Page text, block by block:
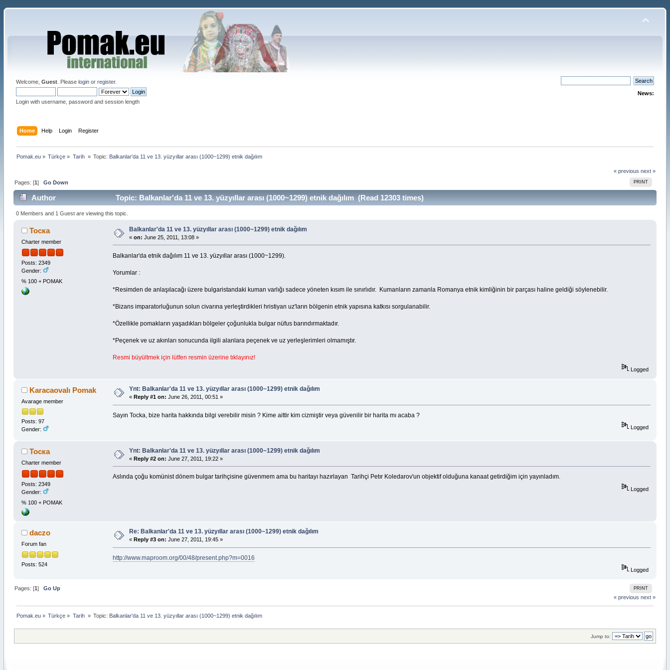
Welcome, Guest. Please loginor register.
Login with username, password and session length
News:
Home Help Login Register
Pomak.eu» Türkçe » Tarih » Topic: Balkanlar'da 11 ve 13. yüzyıllar arası (1000~1299) etnik dağılım
« previous next »
PRINT
Pages: [1] Go Down
Author Topic: Balkanlar'da 11 ve 13. yüzyıllar arası (1000~1299) etnik dağılım (Read 12303 times)
0 Members and 1 Guest are viewing this topic.
Тоска
Charter member
Posts: 2349
Gender:
% 100 + POMAK
Balkanlar'da 11 ve 13. yüzyıllar arası (1000~1299) etnik dağılım
« on: June 25, 2011, 13:08 »
Balkanlar'da etnik dağılım 11 ve 13. yüzyıllar arası (1000~1299).
Yorumlar :
*Resimden de anlaşılacağı üzere bulgaristandaki kuman varlığı sadece yöneten kısım ile sınırlıdır. Kumanların zamanla Romanya etnik kimliğinin bir parçası haline geldiği söylenebilir.
*Bizans imparatorluğunun solun civarına yerleştirdikleri hristiyan uz'ların bölgenin etnik yapısına katkısı sorgulanabilir.
*Özellikle pomakların yaşadıkları bölgeler çoğunlukla bulgar nüfus barındırmaktadır.
*Peçenek ve uz akınları sonucunda ilgili alanlara peçenek ve uz yerleşlerimleri olmamıştır.
Resmi büyültmek için lütfen resmin üzerine tıklayınız!
Logged
Karacaovalı Pomak
Avarage member
Posts: 97
Gender:
Ynt: Balkanlar'da 11 ve 13. yüzyıllar arası (1000~1299) etnik dağılım
« Reply #1 on: June 26, 2011, 00:51 »
Sayın Tocka, bize harita hakkında bilgi verebilir misin ? Kime aittir kim cizmiştir veya güvenilir bir harita mı acaba ?
Logged
Тоска
Charter member
Posts: 2349
Gender:
% 100 + POMAK
Ynt: Balkanlar'da 11 ve 13. yüzyıllar arası (1000~1299) etnik dağılım
« Reply #2 on: June 27, 2011, 19:22 »
Aslında çoğu komünist dönem bulgar tarihçisine güvenmem ama bu haritayı hazırlayan Tarihçi Petır Koledarov'un objektif olduğuna kanaat getirdiğim için yayınladım.
Logged
daczo
Forum fan
Posts: 524
Re: Balkanlar'da 11 ve 13. yüzyıllar arası (1000~1299) etnik dağılım
« Reply #3 on: June 27, 2011, 19:45 »
http://www.maproom.org/00/48/present.php?m=0016
Logged
PRINT
Pages: [1 ] Go Up
« previous next »
Pomak.eu» Türkçe » Tarih » Topic: Balkanlar'da 11 ve 13. yüzyıllar arası (1000~1299) etnik dağılım
Jump to: